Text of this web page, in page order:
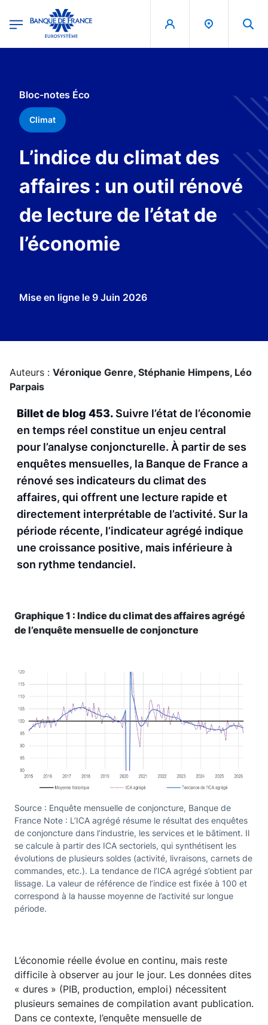
Banque de France - Menu Principal
Bloc-notes Éco
Climat
L’indice du climat des
affaires : un outil rénové
de lecture de l’état de
l’économie
Mise en ligne le 9 Juin 2026
Auteurs : Véronique Genre, Stéphanie Himpens, Léo
Parpais
Billet de blog 453.Suivre l’état de l’économie
en temps réel constitue un enjeu central
pour l’analyse conjoncturelle. À partir de ses
enquêtes mensuelles, la Banque de France a
rénové ses indicateurs du climat des
affaires, qui offrent une lecture rapide et
directement interprétable de l’activité. Sur la
période récente, l’indicateur agrégé indique
une croissance positive, mais inférieure à
son rythme tendanciel.
Graphique 1 : Indice du climat des affaires agrégé
de l’enquête mensuelle de conjoncture
Source : Enquête mensuelle de conjoncture, Banque de
France Note : L’ICA agrégé résume le résultat des enquêtes
de conjoncture dans l’industrie, les services et le bâtiment. Il
se calcule à partir des ICA sectoriels, qui synthétisent les
évolutions de plusieurs soldes (activité, livraisons, carnets de
commandes, etc.). La tendance de l’ICA agrégé s’obtient par
lissage. La valeur de référence de l’indice est fixée à 100 et
correspond à la hausse moyenne de l’activité sur longue
période.
L’économie réelle évolue en continu, mais reste
difficile à observer au jour le jour. Les données dites
« dures » (PIB, production, emploi) nécessitent
plusieurs semaines de compilation avant publication.
Dans ce contexte, l’enquête mensuelle de